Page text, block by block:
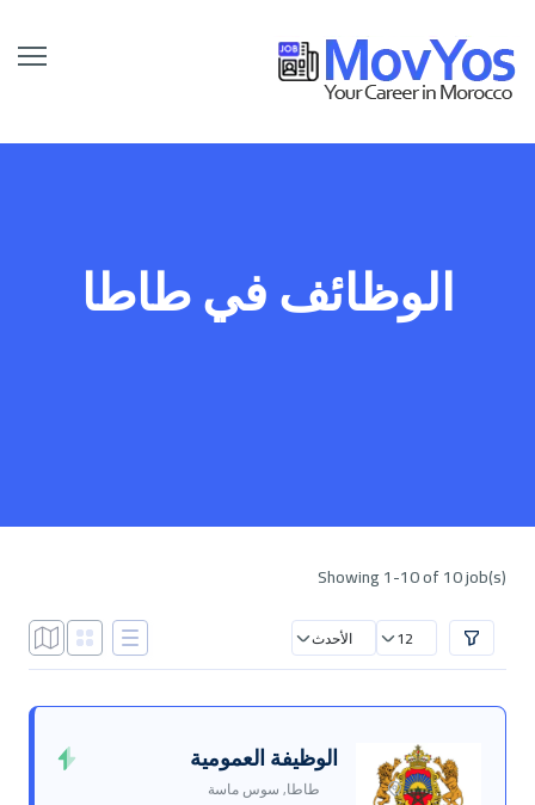
الوظائف في طاطا
Showing 1-10 of 10 job(s)
12 الأحدث
الوظيفة العمومية
طاطا, سوس ماسة